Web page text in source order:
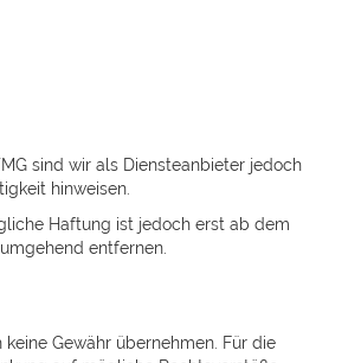
sind wir als Diensteanbieter jedoch
hinweisen.
Haftung ist jedoch erst ab dem
entfernen.
Gewähr übernehmen. Für die